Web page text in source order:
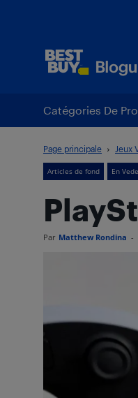
Catégories De
Page principale Jeux
Articles de fond En
Par Matthew Rondina -